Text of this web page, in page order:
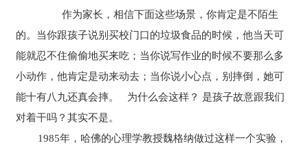
作为家长，相信下面这些场景，你肯定是不陌生
的。当你跟孩子说别买校门口的垃圾食品的时候，他当天可
能就忍不住偷偷地买来吃；当你说写作业的时候不要那么多
小动作，他肯定是动来动去；当你说小心点，别摔倒，她可
能十有八九还真会摔。 为什么会这样？ 是孩子故意跟我们
对着干吗？其实不是。
1985年，哈佛的心理学教授魏格纳做过这样一个实验，